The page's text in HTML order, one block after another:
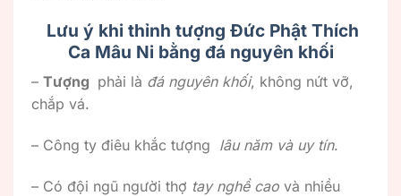
Lưu ý khi thỉnh tượng Đức Phật Thích
Ca Mâu Ni bằng đá nguyên khối
– Tượng phải là đá nguyên khối, không nứt vỡ,
chắp vá.
– Công ty điêu khắc tượng lâu năm và uy tín.
– Có đội ngũ người thợ tay nghề cao và nhiều